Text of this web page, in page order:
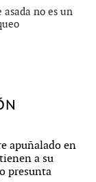
asada no es un
apuñalado en
a su
presunta